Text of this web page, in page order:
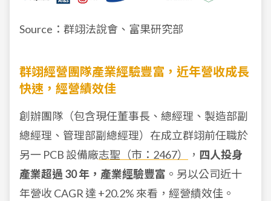
Source：群翊法說會、富果研究部
群翊經營團隊產業經驗豐富，近年營收成長
快速，經營績效佳
創辦團隊（包含現任董事長、總經理、製造部副
總經理、管理部副總經理）在成立群翊前任職於
另一 PCB 設備廠志聖（市：2467） ， 四人投身
產業超過 30 年，產業經驗豐富 。另以公司近十
年營收 CAGR 達 +20.2% 來看，經營績效佳。